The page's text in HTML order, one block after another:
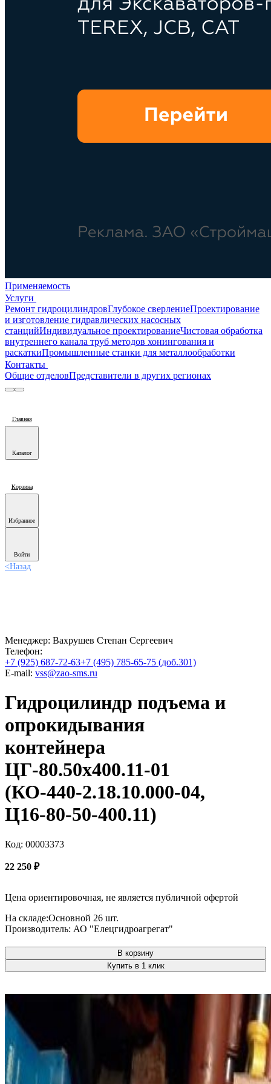
Применяемость
Услуги
Ремонт гидроцилиндровГлубокое сверлениеПроектирование
и изготовление гидравлических насосных
станцийИндивидуальное проектированиеЧистовая обработка
внутреннего канала труб методов хонингования и
раскаткиПромышленные станки для металлообработки
Контакты
Общие отделовПредставители в других регионах
Главная
Каталог
Корзина
Избранное
Войти
<Назад
Менеджер: Вахрушев Степан Сергеевич
Телефон:
+7 (925) 687-72-63+7 (495) 785-65-75 (доб.301)
E-mail: vss@zao-sms.ru
Гидроцилиндр подъема и
опрокидывания
контейнера
ЦГ-80.50х400.11-01
(КО-440-2.18.10.000-04,
Ц16-80-50-400.11)
Код: 00003373
22 250 ₽
Цена ориентировочная, не является публичной офертой
На складе:Основной 26 шт.
Производитель: АО "Елецгидроагрегат"
В корзину
Купить в 1 клик